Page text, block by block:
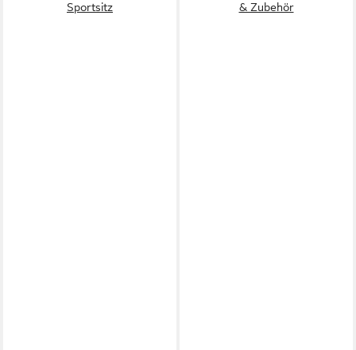
Sportsitz
& Zubehör